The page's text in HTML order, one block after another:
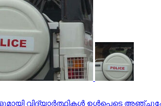
വിദ്യാര്‍ത്ഥികള്‍ ഉള്‍പ്പെടെ